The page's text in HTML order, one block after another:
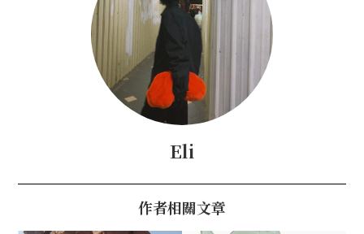
Eli
作者相關文章